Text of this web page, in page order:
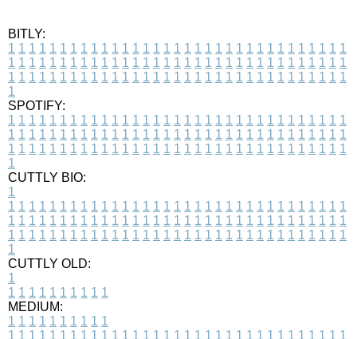
BITLY:
1 1 1 1 1 1 1 1 1 1 1 1 1 1 1 1 1 1 1 1 1 1 1 1 1 1 1 1 1 1 1 1 1
1 1 1 1 1 1 1 1 1 1 1 1 1 1 1 1 1 1 1 1 1 1 1 1 1 1 1 1 1 1 1 1 1
1 1 1 1 1 1 1 1 1 1 1 1 1 1 1 1 1 1 1 1 1 1 1 1 1 1 1 1 1 1 1 1 1
1
SPOTIFY:
1 1 1 1 1 1 1 1 1 1 1 1 1 1 1 1 1 1 1 1 1 1 1 1 1 1 1 1 1 1 1 1 1
1 1 1 1 1 1 1 1 1 1 1 1 1 1 1 1 1 1 1 1 1 1 1 1 1 1 1 1 1 1 1 1 1
1 1 1 1 1 1 1 1 1 1 1 1 1 1 1 1 1 1 1 1 1 1 1 1 1 1 1 1 1 1 1 1 1
1
CUTTLY BIO:
1
1 1 1 1 1 1 1 1 1 1 1 1 1 1 1 1 1 1 1 1 1 1 1 1 1 1 1 1 1 1 1 1 1
1 1 1 1 1 1 1 1 1 1 1 1 1 1 1 1 1 1 1 1 1 1 1 1 1 1 1 1 1 1 1 1 1
1 1 1 1 1 1 1 1 1 1 1 1 1 1 1 1 1 1 1 1 1 1 1 1 1 1 1 1 1 1 1 1 1
1
CUTTLY OLD:
1
1 1 1 1 1 1 1 1 1 1
MEDIUM:
1 1 1 1 1 1 1 1 1 1
1 1 1 1 1 1 1 1 1 1 1 1 1 1 1 1 1 1 1 1 1 1 1 1 1 1 1 1 1 1 1 1 1